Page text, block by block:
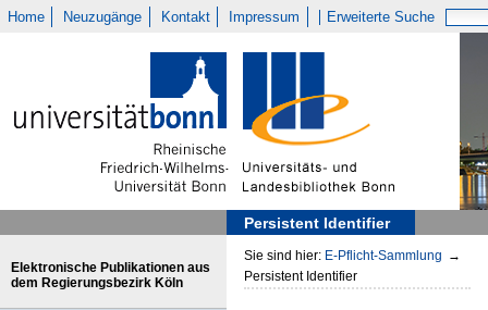
Home Neuzugänge Kontakt Impressum Erweiterte Suche
Persistent Identifier
Elektronische Publikationen aus
dem Regierungsbezirk Köln
Sie sind hier: E-Pflicht-Sammlung →
Persistent Identifier